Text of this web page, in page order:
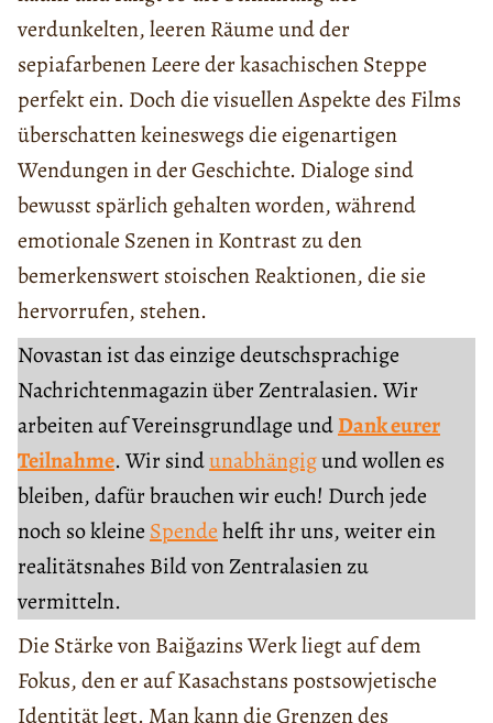
verdunkelten, leeren Räume und der
sepiafarbenen Leere der kasachischen Steppe
perfekt ein. Doch die visuellen Aspekte des Films
überschatten keineswegs die eigenartigen
Wendungen in der Geschichte. Dialoge sind
bewusst spärlich gehalten worden, während
emotionale Szenen in Kontrast zu den
bemerkenswert stoischen Reaktionen, die sie
hervorrufen, stehen.
Novastan ist das einzige deutschsprachige
Nachrichtenmagazin über Zentralasien. Wir
arbeiten auf Vereinsgrundlage undDank eurer
Teilnahme. Wir sindunabhängigund wollen es
bleiben, dafür brauchen wir euch! Durch jede
noch so kleine Spendehelft ihr uns, weiter ein
realitätsnahes Bild von Zentralasien zu
vermitteln.
Die Stärke von Baiğazins Werk liegt auf dem
Fokus, den er auf Kasachstans postsowjetische
Identität legt. Man kann die Grenzen des